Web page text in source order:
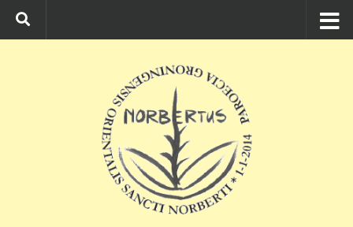
Ga naar de inhoud